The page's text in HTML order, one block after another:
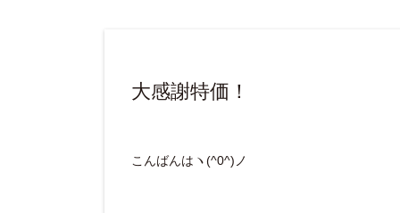
大感謝特価！
こんばんはヽ(^0^)ノ